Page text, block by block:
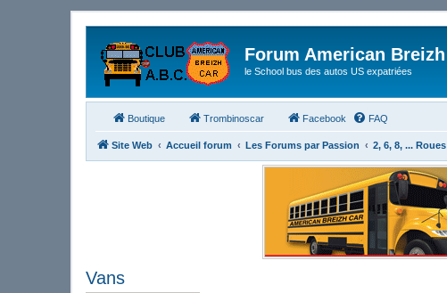
Forum American
le School bus des autos US expatriées
Boutique Trombinoscar Facebook FAQ
Site Web Accueil forum Les Forums par Passion 2, 6, 8, ...
Vans